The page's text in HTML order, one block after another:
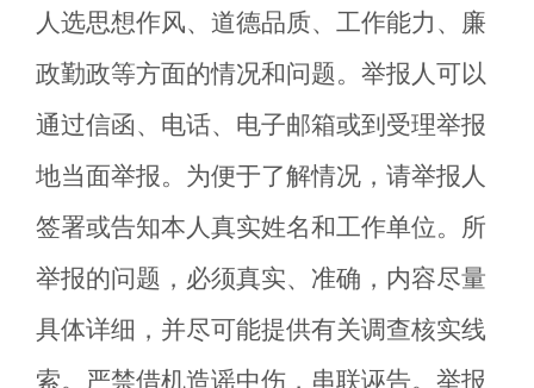
人选思想作风、道德品质、工作能力、廉
政勤政等方面的情况和问题。举报人可以
通过信函、电话、电子邮箱或到受理举报
地当面举报。为便于了解情况，请举报人
签署或告知本人真实姓名和工作单位。所
举报的问题，必须真实、准确，内容尽量
具体详细，并尽可能提供有关调查核实线
索。严禁借机造谣中伤，串联诬告。举报